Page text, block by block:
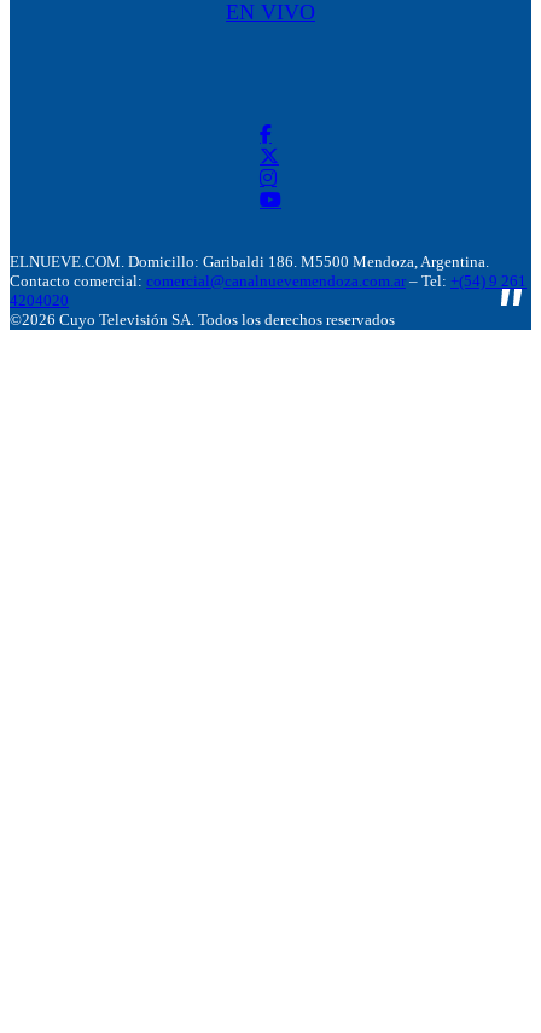
EN VIVO
ELNUEVE.COM. Domicillo: Garibaldi 186. M5500 Mendoza, Argentina.
Contacto comercial: comercial@canalnuevemendoza.com.ar – Tel: +(54) 9 261
4204020
©2026 Cuyo Televisión SA. Todos los derechos reservados